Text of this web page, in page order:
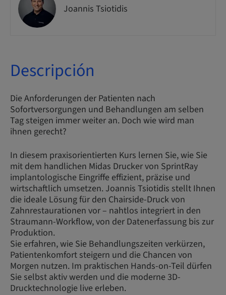
Joannis Tsiotidis
Descripción
Die Anforderungen der Patienten nach
Sofortversorgungen und Behandlungen am selben
Tag steigen immer weiter an. Doch wie wird man
ihnen gerecht?
In diesem praxisorientierten Kurs lernen Sie, wie Sie
mit dem handlichen Midas Drucker von SprintRay
implantologische Eingriffe effizient, präzise und
wirtschaftlich umsetzen. Joannis Tsiotidis stellt Ihnen
die ideale Lösung für den Chairside-Druck von
Zahnrestaurationen vor – nahtlos integriert in den
Straumann-Workflow, von der Datenerfassung bis zur
Produktion.
Sie erfahren, wie Sie Behandlungszeiten verkürzen,
Patientenkomfort steigern und die Chancen von
Morgen nutzen. Im praktischen Hands-on-Teil dürfen
Sie selbst aktiv werden und die moderne 3D-
Drucktechnologie live erleben.